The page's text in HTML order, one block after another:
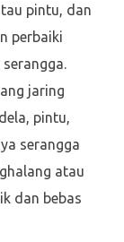
pintu, dan
perbaiki
jaring
pintu,
serangga
atau
dan bebas